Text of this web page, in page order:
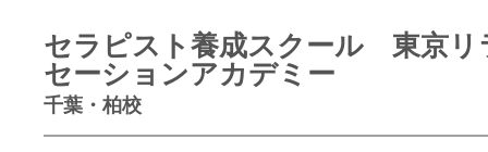
特集をみる
セラピスト養成スクール 東京リ
セーションアカデミー
千葉・柏校